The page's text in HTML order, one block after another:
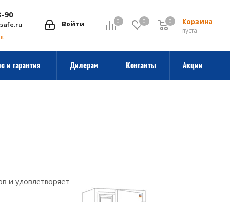
0 0 Корзина
0
пуста
0
Войти
90
и гарантия Дилерам Контакты Акции
и удовлетворяет